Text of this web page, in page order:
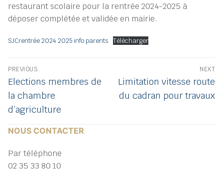
restaurant scolaire pour la rentrée 2024-2025 à
déposer complétée et validée en mairie.
SJCrentrée 2024 2025 info parents Télécharger
Navigation
de
l’article
PREVIOUS
Previous
post:
Elections membres de
la chambre
d’agriculture
NEXT
Next
post:
Limitation vitesse route
du cadran pour travaux
NOUS CONTACTER
Par téléphone
02 35 33 80 10